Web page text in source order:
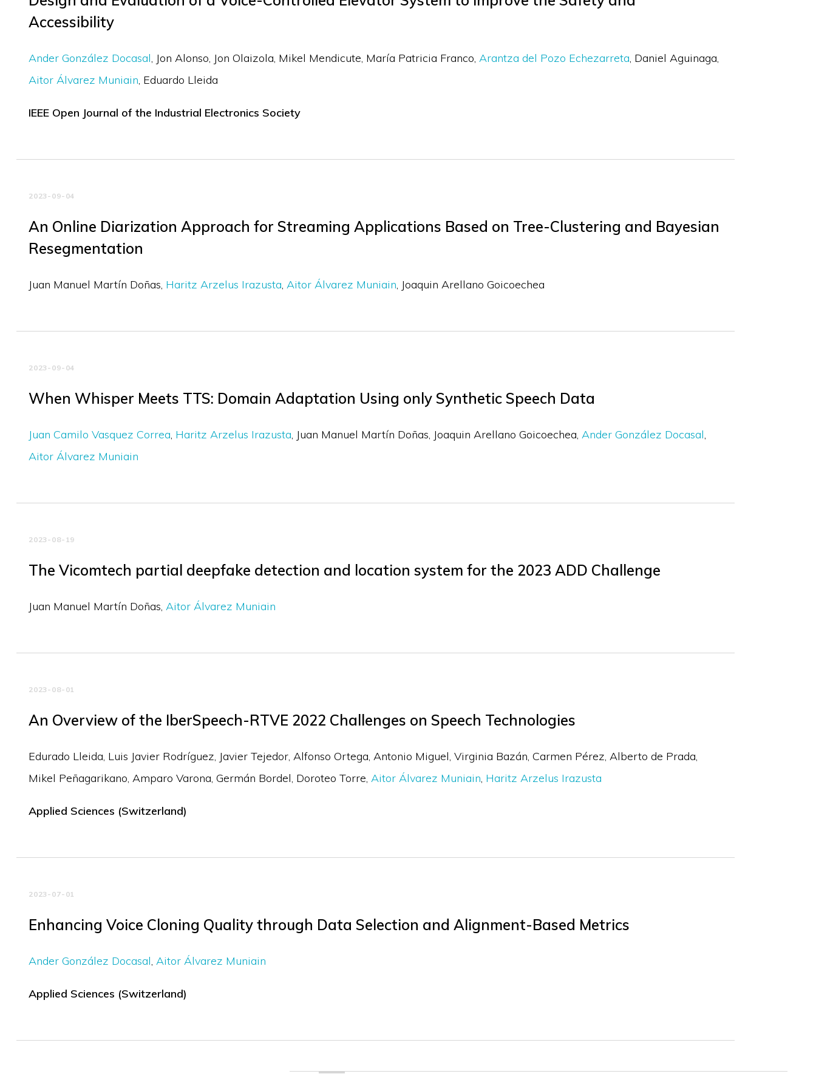
Accessibility
Ander González Docasal Jon Alonso Jon Olaizola Mikel Mendicute María Patricia Franco Arantza del Pozo Echezarreta Daniel Aguinaga
Aitor Álvarez Muniain Eduardo Lleida
IEEE Open Journal of the Industrial Electronics Society
2023-09-04
An Online Diarization Approach for Streaming Applications Based on Tree-Clustering and Bayesian
Resegmentation
Juan Manuel Martín Doñas Haritz Arzelus Irazusta Aitor Álvarez Muniain Joaquin Arellano Goicoechea
2023-09-04
When Whisper Meets TTS: Domain Adaptation Using only Synthetic Speech Data
Juan Camilo Vasquez Correa Haritz Arzelus Irazusta Juan Manuel Martín Doñas Joaquin Arellano Goicoechea Ander González Docasal
Aitor Álvarez Muniain
2023-08-19
The Vicomtech partial deepfake detection and location system for the 2023 ADD Challenge
Juan Manuel Martín Doñas Aitor Álvarez Muniain
2023-08-01
An Overview of the IberSpeech-RTVE 2022 Challenges on Speech Technologies
Edurado Lleida Luis Javier Rodríguez Javier Tejedor Alfonso Ortega Antonio Miguel Virginia Bazán Carmen Pérez Alberto de Prada
Mikel Peñagarikano Amparo Varona Germán Bordel Doroteo Torre Aitor Álvarez Muniain Haritz Arzelus Irazusta
Applied Sciences (Switzerland)
2023-07-01
Enhancing Voice Cloning Quality through Data Selection and Alignment-Based Metrics
Ander González Docasal Aitor Álvarez Muniain
Applied Sciences (Switzerland)